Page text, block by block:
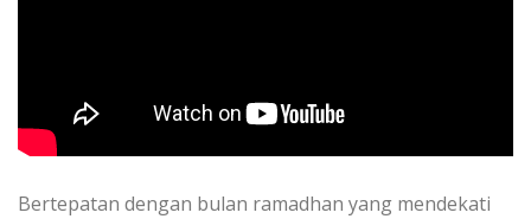
Bertepatan dengan bulan ramadhan yang mendekati